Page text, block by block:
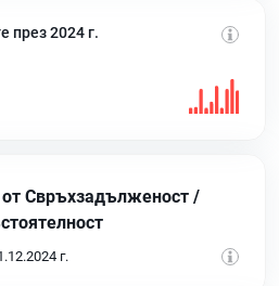
през 2024 г.
от Свръхзадълженост /
г.